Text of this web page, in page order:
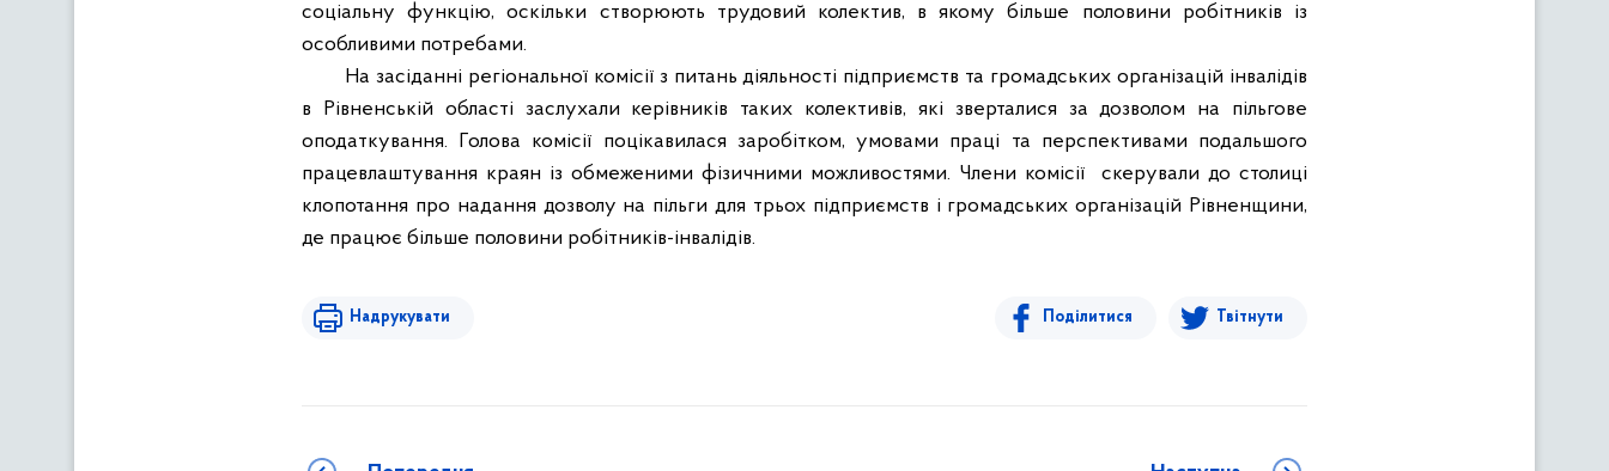
соціальну функцію, оскільки створюють трудовий колектив, в якому більше половини робітників із
особливими потребами.
На засіданні регіональної комісії з питань діяльності підприємств та громадських організацій інвалідів
в Рівненській області заслухали керівників таких колективів, які зверталися за дозволом на пільгове
оподаткування. Голова комісії поцікавилася заробітком, умовами праці та перспективами подальшого
працевлаштування краян із обмеженими фізичними можливостями. Члени комісії скерували до столиці
клопотання про надання дозволу на пільги для трьох підприємств і громадських організацій Рівненщини,
де працює більше половини робітників-інвалідів.
Надрукувати Поділитися Твітнути